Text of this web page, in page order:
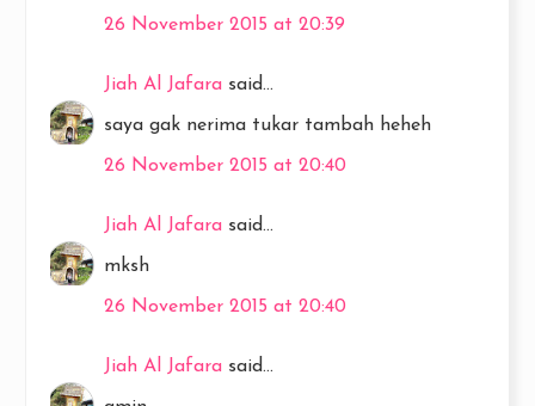
26 November 2015 at 20:39
Jiah Al Jafara said...
saya gak nerima tukar tambah heheh
26 November 2015 at 20:40
Jiah Al Jafara said...
mksh
26 November 2015 at 20:40
Jiah Al Jafara said...